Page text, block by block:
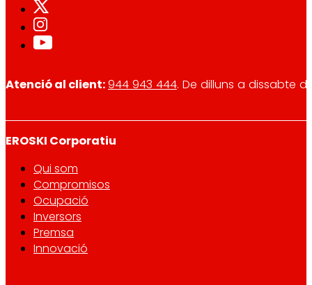
Atenció al client:944 943 444. De dilluns a dissabte
EROSKI Corporatiu
Qui som
Compromisos
Ocupació
Inversors
Premsa
Innovació